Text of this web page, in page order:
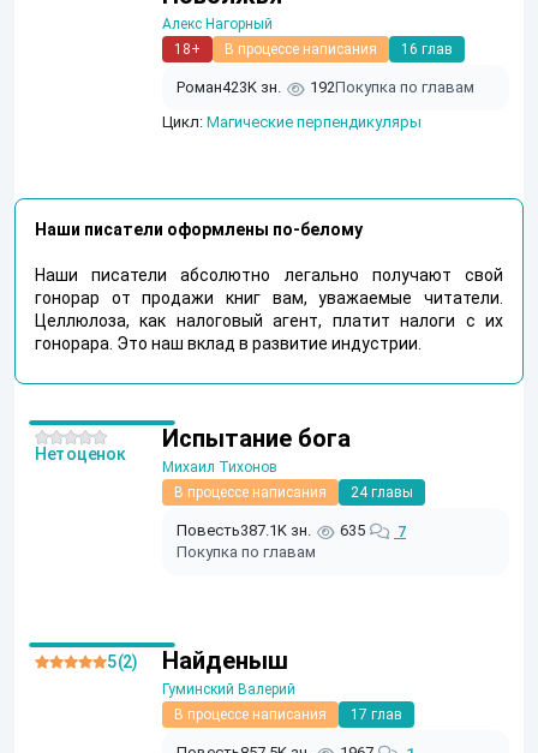
Алекс Нагорный
18+
В процессе написания 16 глав
Роман423K зн. 192Покупка по главам
Цикл: Магические перпендикуляры
Наши писатели оформлены по-белому
Наши писатели абсолютно легально получают свой
гонорар от продажи книг вам, уважаемые читатели.
Целлюлоза, как налоговый агент, платит налоги с их
гонорара. Это наш вклад в развитие индустрии.
Испытание бога
Михаил Тихонов
В процессе написания
24 главы
Повесть387.1K зн. 635
7
Покупка по главам
Нет оценок
Найденыш
Гуминский Валерий
В процессе написания
17 глав
5 (2)